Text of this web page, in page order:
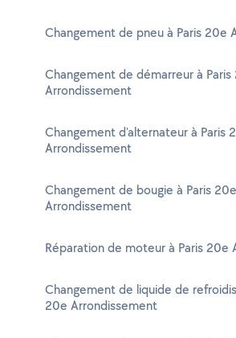
Changement de pneu à Paris 20e
Changement de démarreur à Paris
Arrondissement
Changement d'alternateur à Paris
Arrondissement
Changement de bougie à Paris 20e
Arrondissement
Réparation de moteur à Paris 20e
Changement de liquide de
20e Arrondissement